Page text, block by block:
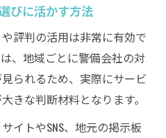
びに活かす方法
評判の活用は非常に有効で
、地域ごとに警備会社の対
られるため、実際にサービ
きな判断材料となります。
イトやSNS、地元の掲示板